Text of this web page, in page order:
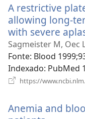
A restrictive
allowing long-
with severe
Sagmeister M, Oec
Fonte‎: Blood
Indexado‎: PubMed
https://
Anemia and